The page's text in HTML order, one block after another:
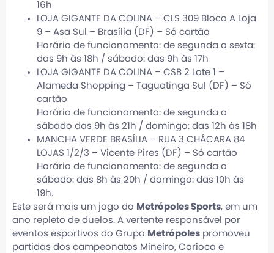
16h
LOJA GIGANTE DA COLINA – CLS 309 Bloco A Loja
9 – Asa Sul – Brasília (DF) – Só cartão
Horário de funcionamento: de segunda a sexta:
das 9h às 18h / sábado: das 9h às 17h
LOJA GIGANTE DA COLINA – CSB 2 Lote 1 –
Alameda Shopping – Taguatinga Sul (DF) – Só
cartão
Horário de funcionamento: de segunda a
sábado das 9h às 21h / domingo: das 12h às 18h
MANCHA VERDE BRASÍLIA – RUA 3 CHÁCARA 84
LOJAS 1/2/3 – Vicente Pires (DF) – Só cartão
Horário de funcionamento: de segunda a
sábado: das 8h às 20h / domingo: das 10h às
19h.
Este será mais um jogo do Metrópoles Sports, em um
ano repleto de duelos. A vertente responsável por
eventos esportivos do Grupo Metrópoles promoveu
partidas dos campeonatos Mineiro, Carioca e